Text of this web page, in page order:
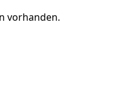
vorhanden.